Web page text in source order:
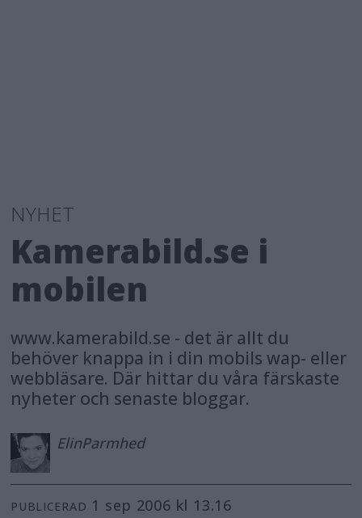
NYHET
Kamerabild.se i
mobilen
www.kamerabild.se - det är allt du
behöver knappa in i din mobils wap- eller
webbläsare. Där hittar du våra färskaste
nyheter och senaste bloggar.
ElinParmhed
PUBLICERAD 1 sep 2006 kl 13.16